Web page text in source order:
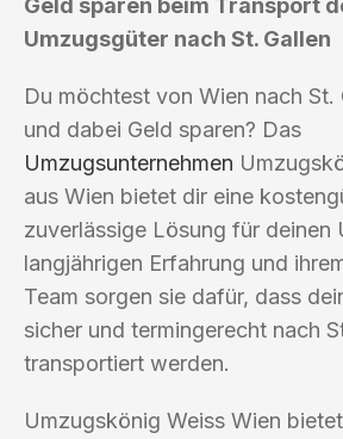
Geld sparen beim Transport
Umzugsgüter nach St. Gallen
Du möchtest von Wien nach St.
und dabei Geld sparen? Das
Umzugsunternehmen
aus Wien bietet dir eine
zuverlässige Lösung für deinen
langjährigen Erfahrung und
Team sorgen sie dafür, dass
sicher und termingerecht nach
transportiert werden.
Umzugskönig Weiss Wien